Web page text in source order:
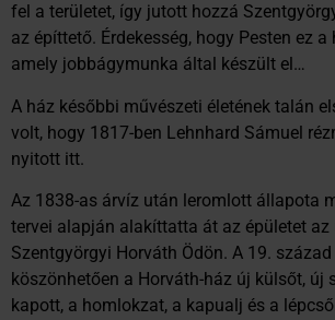
fel a területet, így jutott hozzá
az építtető. Érdekesség, hogy Pesten ez
amely jobbágymunka által készült el…
A ház későbbi művészeti életének talán
volt, hogy 1817-ben Lehnhard Sámuel
nyitott itt.
Az 1838-as árvíz után leromlott állapota
tervei alapján alakíttatta át az épületet
Szentgyörgyi Horváth Ödön. A 19.
köszönhetően a Horváth-ház új külsőt, új
kapott, a homlokzat, a kapualj és a